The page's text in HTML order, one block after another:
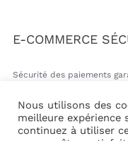
E-COMMERCE
Sécurité des paiements
Nous utilisons des
meilleure expérience
continuez à utiliser